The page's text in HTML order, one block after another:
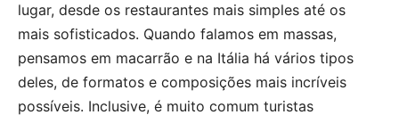
lugar, desde os restaurantes mais simples até os
mais sofisticados. Quando falamos em massas,
pensamos em macarrão e na Itália há vários tipos
deles, de formatos e composições mais incríveis
possíveis. Inclusive, é muito comum turistas